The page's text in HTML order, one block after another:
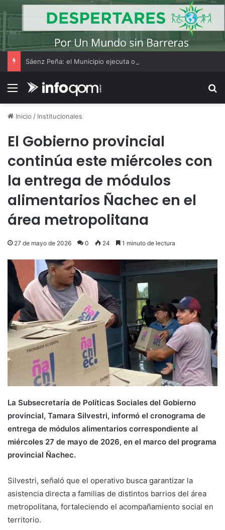
Menú
Inicio / Institucionales
El Gobierno provincial
continúa este miércoles con
la entrega de módulos
alimentarios Ñachec en el
área metropolitana
27 de mayo de 2026 0 24 1 minuto de lectura
La Subsecretaría de Políticas Sociales del Gobierno
provincial, Tamara Silvestri, informó el cronograma de
entrega de módulos alimentarios correspondiente al
miércoles 27 de mayo de 2026, en el marco del programa
provincial Ñachec.
Silvestri, señaló que el operativo busca garantizar la
asistencia directa a familias de distintos barrios del área
metropolitana, fortaleciendo el acompañamiento social en
territorio.